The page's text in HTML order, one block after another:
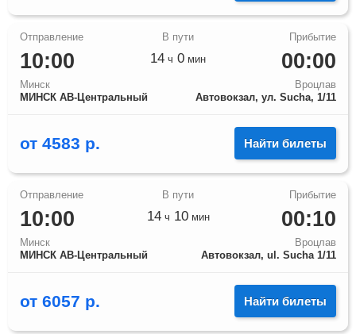
10:00
Минск
МИНСК АВ-Центральный
00:00
Вроцлав
Автовокзал, ул. Sucha, 1/11
14 ч 0 мин
от 4583 р. Найти билеты
10:00
Минск
МИНСК АВ-Центральный
00:10
Вроцлав
Автовокзал, ul. Sucha 1/11
14ч 10мин
от 6057 р. Найти билеты